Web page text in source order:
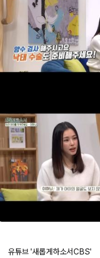
유튜브 '새롭게하소서CBS'